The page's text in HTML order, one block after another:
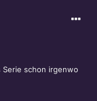
Serie schon irgenwo